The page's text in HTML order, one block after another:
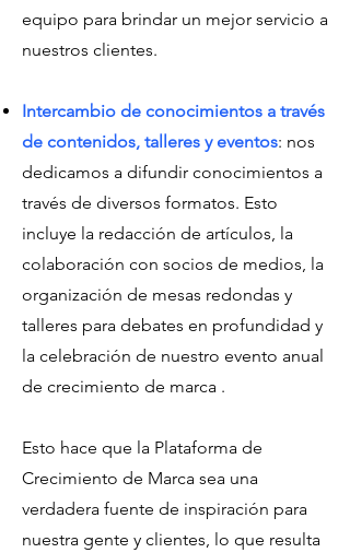
equipo para brindar un mejor servicio a
nuestros clientes.
Intercambio de conocimientos a través
de contenidos, talleres y eventos: nos
dedicamos a difundir conocimientos a
través de diversos formatos. Esto
incluye la redacción de artículos, la
colaboración con socios de medios, la
organización de mesas redondas y
talleres para debates en profundidad y
la celebración de nuestro evento anual
de crecimiento de marca .
Esto hace que la Plataforma de
Crecimiento de Marca sea una
verdadera fuente de inspiración para
nuestra gente y clientes, lo que resulta